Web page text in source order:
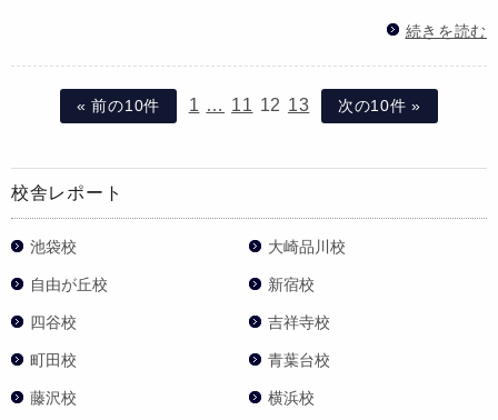
続きを読む
« 前の10件 1 … 11 12 13 次の10件 »
校舎レポート
池袋校 大崎品川校
自由が丘校 新宿校
四谷校 吉祥寺校
町田校 青葉台校
藤沢校 横浜校